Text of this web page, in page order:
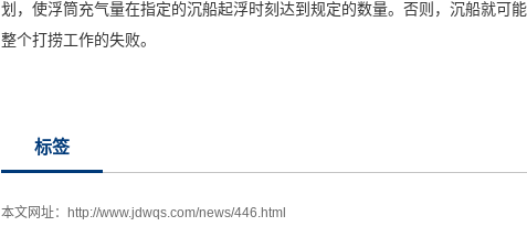
划，使浮筒充气量在指定的沉船起浮时刻达到规定的数量。否则，沉船就可
整个打捞工作的失败。
标签
本文网址： http://www.jdwqs.com/news/446.html